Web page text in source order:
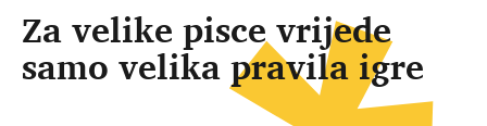
Za velike pisce vrijede
samo velika pravila igre